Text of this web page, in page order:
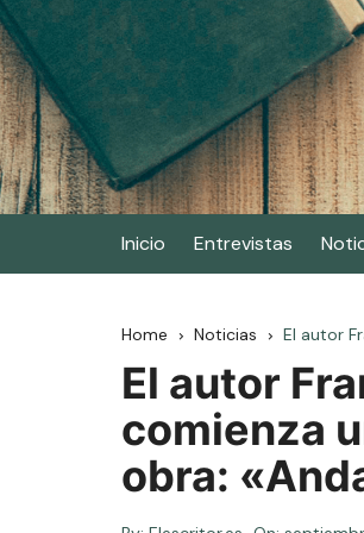
Skip
to
content
El periódico digital de los
Inicio Entrevistas
Home Noticias El autor
El autor
comienza
obra: